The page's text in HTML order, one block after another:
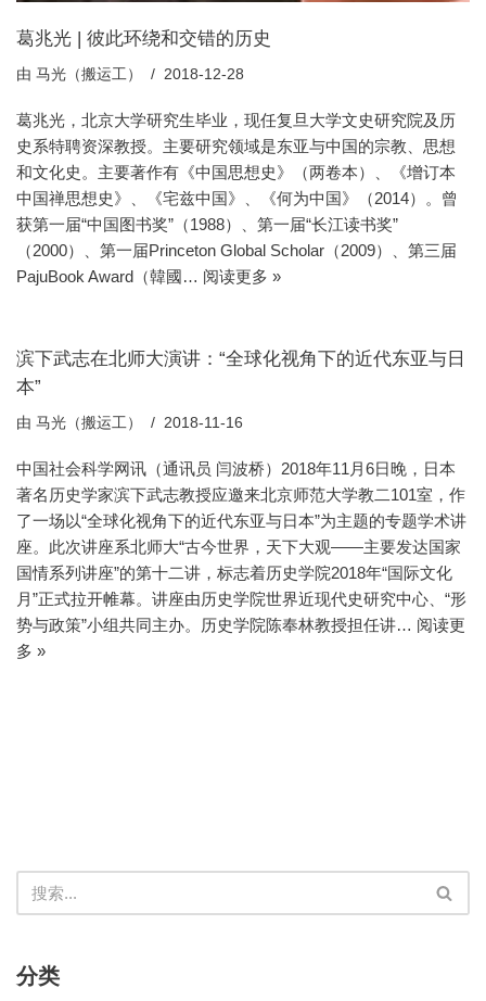
葛兆光 | 彼此环绕和交错的历史
由 马光（搬运工） 2018-12-28
葛兆光，北京大学研究生毕业，现任复旦大学文史研究院及历
史系特聘资深教授。主要研究领域是东亚与中国的宗教、思想
和文化史。主要著作有《中国思想史》（两卷本）、《增订本
中国禅思想史》、《宅兹中国》、《何为中国》（2014）。曾
获第一届“中国图书奖”（1988）、第一届“长江读书奖”
（2000）、第一届Princeton Global Scholar（2009）、第三届
PajuBook Award（韓國… 阅读更多 »
滨下武志在北师大演讲：“全球化视角下的近代东亚与日
本”
由 马光（搬运工） 2018-11-16
中国社会科学网讯（通讯员 闫波桥）2018年11月6日晚，日本
著名历史学家滨下武志教授应邀来北京师范大学教二101室，作
了一场以“全球化视角下的近代东亚与日本”为主题的专题学术讲
座。此次讲座系北师大“古今世界，天下大观——主要发达国家
国情系列讲座”的第十二讲，标志着历史学院2018年“国际文化
月”正式拉开帷幕。讲座由历史学院世界近现代史研究中心、“形
势与政策”小组共同主办。历史学院陈奉林教授担任讲… 阅读更
多 »
分类